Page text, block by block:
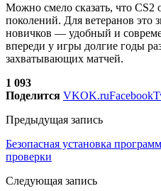
Можно смело сказать, что CS2
поколений. Для ветеранов это
новичков — удобный и
впереди у игры долгие годы
захватывающих матчей.
1 093
Поделится VKOK.ruFacebook
Предыдущая запись
Безопасная установка
проверки
Следующая запись